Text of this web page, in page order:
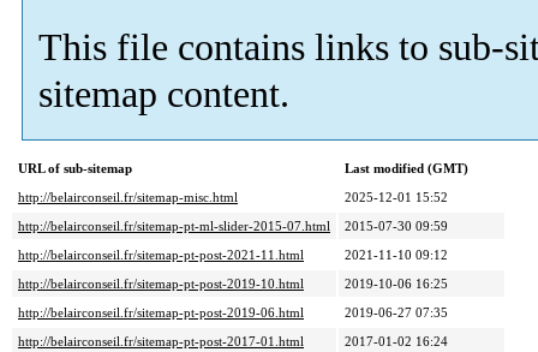
This file contains links to sub-
sitemap content.
URL of sub-sitemap
Last modified (GMT)
http://belairconseil.fr/sitemap-misc.html
2025-12-01 15:52
http://belairconseil.fr/sitemap-pt-ml-slider-2015-07.html
2015-07-30 09:59
http://belairconseil.fr/sitemap-pt-post-2021-11.html
2021-11-10 09:12
http://belairconseil.fr/sitemap-pt-post-2019-10.html
2019-10-06 16:25
http://belairconseil.fr/sitemap-pt-post-2019-06.html
2019-06-27 07:35
http://belairconseil.fr/sitemap-pt-post-2017-01.html
2017-01-02 16:24